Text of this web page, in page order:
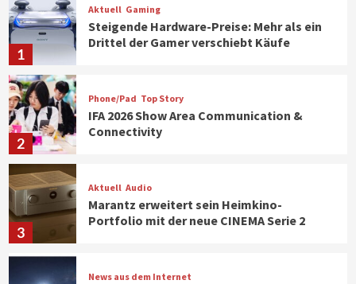
1
Aktuell Gaming
Steigende Hardware-Preise: Mehr als ein
Drittel der Gamer verschiebt Käufe
2
Phone/Pad Top Story
IFA 2026 Show Area Communication &
Connectivity
3
Aktuell Audio
Marantz erweitert sein Heimkino-
Portfolio mit der neue CINEMA Serie 2
News aus dem Internet